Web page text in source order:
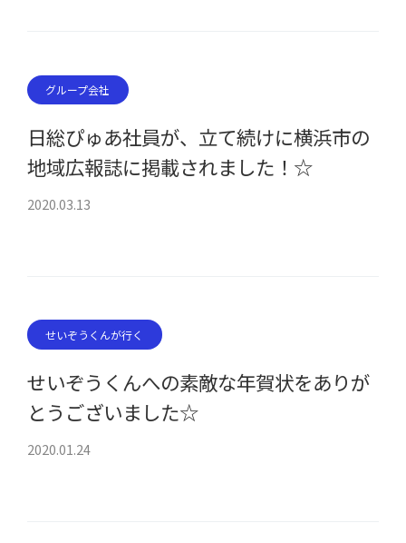
グループ会社
日総ぴゅあ社員が、立て続けに横浜市の
地域広報誌に掲載されました！☆
2020.03.13
せいぞうくんが行く
せいぞうくんへの素敵な年賀状をありが
とうございました☆
2020.01.24